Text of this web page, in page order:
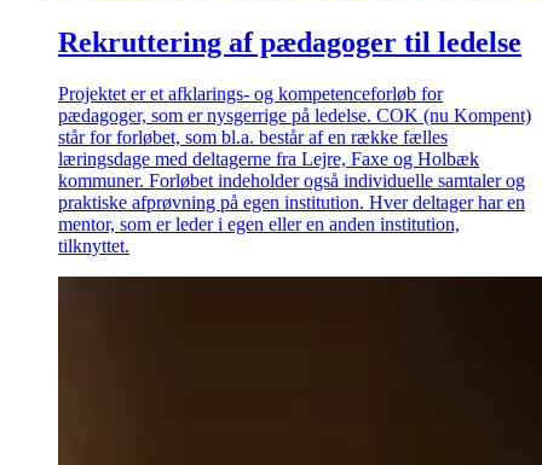
Rekruttering af pædagoger til ledelse
Projektet er et afklarings- og kompetenceforløb for
pædagoger, som er nysgerrige på ledelse. COK (nu Kompent)
står for forløbet, som bl.a. består af en række fælles
læringsdage med deltagerne fra Lejre, Faxe og Holbæk
kommuner. Forløbet indeholder også individuelle samtaler og
praktiske afprøvning på egen institution. Hver deltager har en
mentor, som er leder i egen eller en anden institution,
tilknyttet.